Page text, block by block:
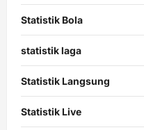
Statistik Bola
statistik laga
Statistik Langsung
Statistik Live